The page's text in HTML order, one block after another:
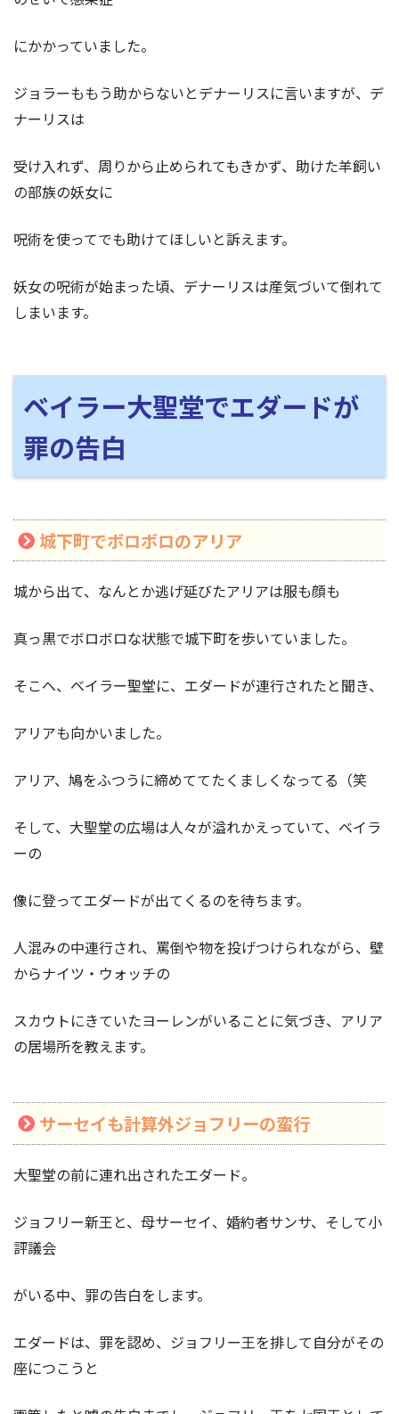
にかかっていました。
ジョラーももう助からないとデナーリスに言いますが、デ
ナーリスは
受け入れず、周りから止められてもきかず、助けた羊飼い
の部族の妖女に
呪術を使ってでも助けてほしいと訴えます。
妖女の呪術が始まった頃、デナーリスは産気づいて倒れて
しまいます。
ベイラー大聖堂でエダードが
罪の告白
城下町でボロボロのアリア
城から出て、なんとか逃げ延びたアリアは服も顔も
真っ黒でボロボロな状態で城下町を歩いていました。
そこへ、ベイラー聖堂に、エダードが連行されたと聞き、
アリアも向かいました。
アリア、鳩をふつうに締めててたくましくなってる（笑
そして、大聖堂の広場は人々が溢れかえっていて、ベイラ
ーの
像に登ってエダードが出てくるのを待ちます。
人混みの中連行され、罵倒や物を投げつけられながら、壁
からナイツ・ウォッチの
スカウトにきていたヨーレンがいることに気づき、アリア
の居場所を教えます。
サーセイも計算外ジョフリーの蛮行
大聖堂の前に連れ出されたエダード。
ジョフリー新王と、母サーセイ、婚約者サンサ、そして小
評議会
がいる中、罪の告白をします。
エダードは、罪を認め、ジョフリー王を排して自分がその
座につこうと